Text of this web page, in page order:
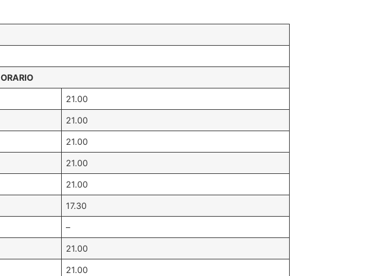
ORARIO
21.00
21.00
21.00
21.00
21.00
17.30
–
21.00
21.00